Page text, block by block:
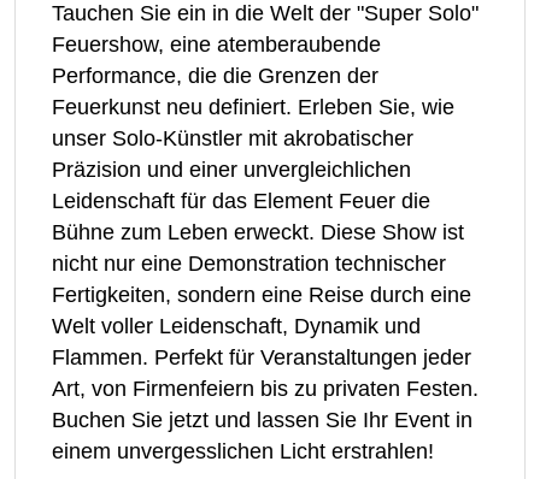
Tauchen Sie ein in die Welt der "Super Solo"
Feuershow, eine atemberaubende
Performance, die die Grenzen der
Feuerkunst neu definiert. Erleben Sie, wie
unser Solo-Künstler mit akrobatischer
Präzision und einer unvergleichlichen
Leidenschaft für das Element Feuer die
Bühne zum Leben erweckt. Diese Show ist
nicht nur eine Demonstration technischer
Fertigkeiten, sondern eine Reise durch eine
Welt voller Leidenschaft, Dynamik und
Flammen. Perfekt für Veranstaltungen jeder
Art, von Firmenfeiern bis zu privaten Festen.
Buchen Sie jetzt und lassen Sie Ihr Event in
einem unvergesslichen Licht erstrahlen!